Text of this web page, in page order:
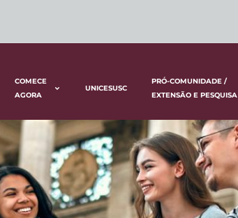
COMECE
AGORA
UNICESUSC
PRÓ-COMUNIDADE /
EXTENSÃO E PESQUISA